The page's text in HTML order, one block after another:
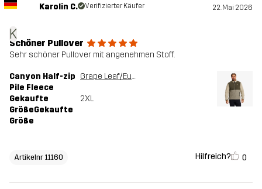
K
Karolin C. Verifizierter Käufer 22. Mai 2026
Schöner Pullover
Sehr schöner Pullover mit angenehmen Stoff.
Canyon Half-zip
Pile Fleece
Grape Leaf/Eucalyptus
Gekaufte
GrößeGekaufte
Größe
2XL
Artikelnr 11160 Hilfreich? 0